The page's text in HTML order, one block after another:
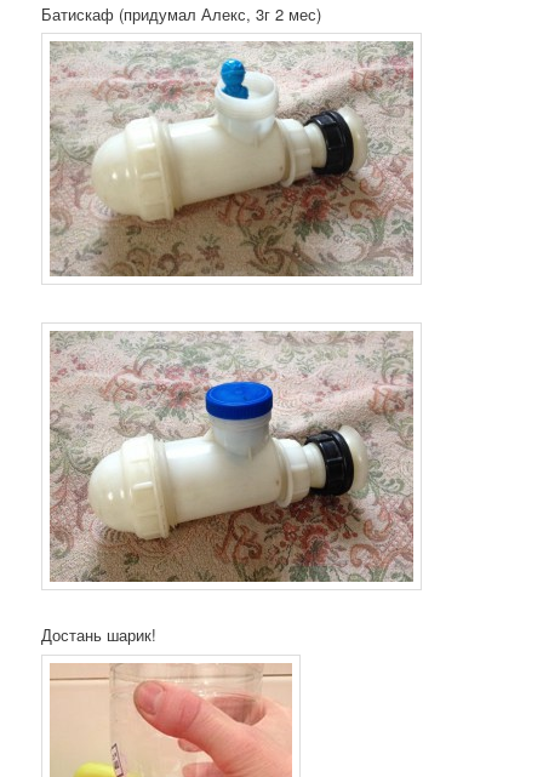
Батискаф (придумал Алекс, 3г 2 мес)
Достань шарик!